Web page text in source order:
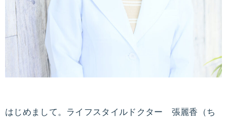
はじめまして。ライフスタイルドクター 張麗香（ち